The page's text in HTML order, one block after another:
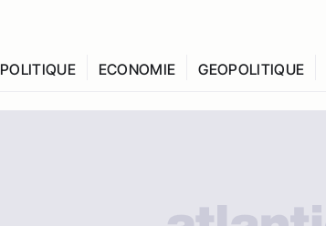
POLITIQUE ECONOMIE GEOPOLITIQUE